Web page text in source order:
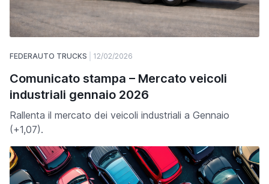
FEDERAUTO TRUCKS 12/02/2026
Comunicato stampa – Mercato veicoli
industriali gennaio 2026
Rallenta il mercato dei veicoli industriali a Gennaio
(+1,07).